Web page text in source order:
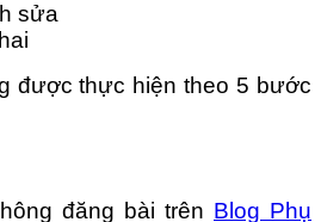
sửa
được thực hiện theo 5 bước
đăng bài trên Blog Phụ